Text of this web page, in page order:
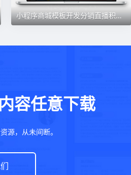
小程序商城模板开发分销直播积分会员社区生鲜超市团购源码定制
容任意下载
源，从未间断。